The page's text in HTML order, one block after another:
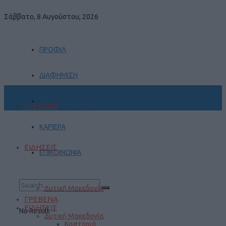
Σάββατο, 8 Αυγούστου, 2026
ΠΡΟΦΙΛ
ΔΙΑΦΗΜΙΣΗ
ΚΑΡΙΕΡΑ
ΕΠΙΚΟΙΝΩΝΙΑ
No Result
ΓΡΕΒΕΝΑ
ΕΙΔΗΣΕΙΣ
Δυτική Μακεδονία
ΓΡΕΒΕΝΑ
ΕΙΔΗΣΕΙΣ
Δυτική Μακεδονία
Καστοριά